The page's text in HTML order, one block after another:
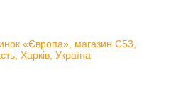
«Європа», магазин С53,
Харків, Україна